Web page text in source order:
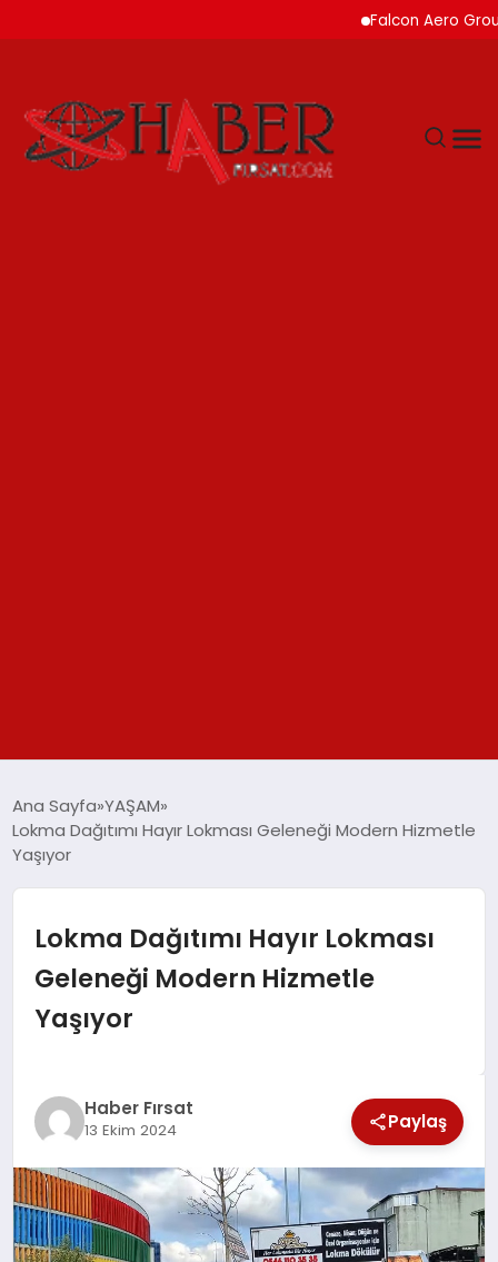
Falcon Aero Group,
SAĞLIK
MAGAZİN
EĞİTİM
DÜNYA
Ana Sayfa YAŞAM
Lokma Dağıtımı Hayır Lokması Geleneği Modern Hizmetle
Yaşıyor
Lokma Dağıtımı Hayır Lokması
Geleneği Modern Hizmetle
Yaşıyor
Haber Fırsat
13 Ekim 2024 Paylaş